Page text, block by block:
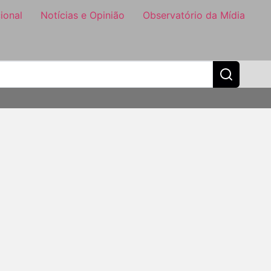
Notícias e Opinião Observatório da Mídia